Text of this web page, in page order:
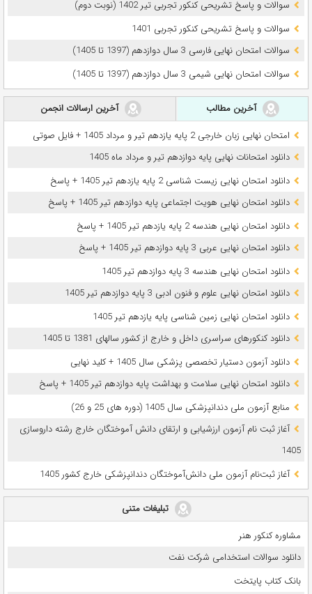
سوالات و پاسخ تشریحی کنکور تجربی تیر 1402 (نوبت دوم)
سوالات و پاسخ تشریحی کنکور تجربی 1401
سوالات امتحان نهایی فارسی 3 سال دوازدهم (1397 تا 1405)
سوالات امتحان نهایی شیمی 3 سال دوازدهم (1397 تا 1405)
آخرین مطالب
آخرین ارسالات انجمن
امتحان نهایی زبان خارجی 2 پایه یازدهم تیر و مرداد 1405 + فایل صوتی
دانلود امتحانات نهایی پایه دوازدهم تیر و مرداد ماه 1405
دانلود امتحان نهایی زیست شناسی 2 پایه یازدهم تیر 1405 + پاسخ
دانلود امتحان نهایی هویت اجتماعی پایه دوازدهم تیر 1405 + پاسخ
دانلود امتحان نهایی هندسه 2 پایه یازدهم تیر 1405 + پاسخ
دانلود امتحان نهایی عربی 3 پایه دوازدهم تیر 1405 + پاسخ
دانلود امتحان نهایی هندسه 3 پایه دوازدهم تیر 1405
دانلود امتحان نهایی علوم و فنون ادبی 3 پایه دوازدهم تیر 1405
دانلود امتحان نهایی زمین شناسی پایه یازدهم تیر 1405
دانلود کنکورهای سراسری داخل و خارج از کشور سالهای 1381 تا 1405
دانلود آزمون دستیار تخصصی پزشکی سال 1405 + کلید نهایی
دانلود امتحان نهایی سلامت و بهداشت پایه دوازدهم تیر 1405 + پاسخ
ﻣﻨﺎﺑﻊ آزﻣﻮن ﻣﻠﯽ دندانپزشکی سال 1405 (دوره های 25 و 26)
آغاز ثبت نام آزمون‌ ارزشیابی و ارتقای دانش آموختگان خارج رشته داروسازی
1405
آغاز ثبت‌نام آزمون ملی دانش‌آموختگان دندانپزشکی خارج کشور 1405
تبلیغات متنی
مشاوره کنکور هنر
دانلود سوالات استخدامی شرکت نفت
بانک کتاب پایتخت